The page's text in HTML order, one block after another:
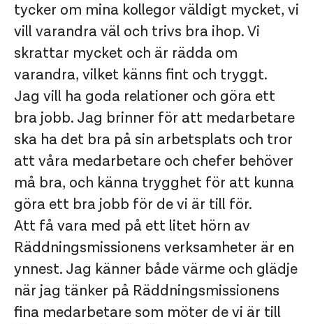
tycker om mina kollegor väldigt mycket, vi
vill varandra väl och trivs bra ihop. Vi
skrattar mycket och är rädda om
varandra, vilket känns fint och tryggt.
Jag vill ha goda relationer och göra ett
bra jobb. Jag brinner för att medarbetare
ska ha det bra på sin arbetsplats och tror
att våra medarbetare och chefer behöver
må bra, och känna trygghet för att kunna
göra ett bra jobb för de vi är till för.
Att få vara med på ett litet hörn av
Räddningsmissionens verksamheter är en
ynnest. Jag känner både värme och glädje
när jag tänker på Räddningsmissionens
fina medarbetare som möter de vi är till